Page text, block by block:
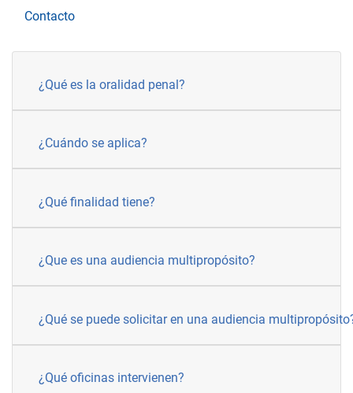
Contacto
¿Qué es la oralidad penal?
¿Cuándo se aplica?
¿Qué finalidad tiene?
¿Que es una audiencia multipropósito?
¿Qué se puede solicitar en una audiencia
¿Qué oficinas intervienen?